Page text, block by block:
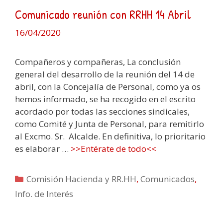
Comunicado reunión con RRHH 14 Abril
16/04/2020
Compañeros y compañeras, La conclusión
general del desarrollo de la reunión del 14 de
abril, con la Concejalía de Personal, como ya os
hemos informado, se ha recogido en el escrito
acordado por todas las secciones sindicales,
como Comité y Junta de Personal, para remitirlo
al Excmo. Sr. Alcalde. En definitiva, lo prioritario
es elaborar … >>Entérate de todo<<
Categorías
Comisión Hacienda y RR.HH,Comunicados,
Info. de Interés